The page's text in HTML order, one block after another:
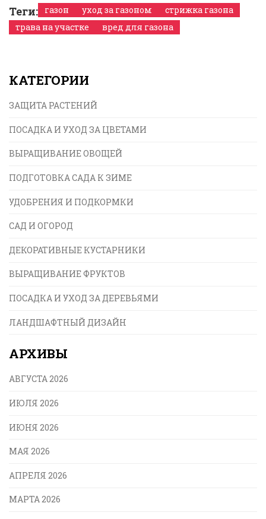
Теги: газон уход за газоном
стрижка газона
трава на участке
вред для газона
КАТЕГОРИИ
ЗАЩИТА РАСТЕНИЙ
ПОСАДКА И УХОД ЗА ЦВЕТАМИ
ВЫРАЩИВАНИЕ ОВОЩЕЙ
ПОДГОТОВКА САДА К ЗИМЕ
УДОБРЕНИЯ И ПОДКОРМКИ
САД И ОГОРОД
ДЕКОРАТИВНЫЕ КУСТАРНИКИ
ВЫРАЩИВАНИЕ ФРУКТОВ
ПОСАДКА И УХОД ЗА ДЕРЕВЬЯМИ
ЛАНДШАФТНЫЙ ДИЗАЙН
АРХИВЫ
АВГУСТА 2026
ИЮЛЯ 2026
ИЮНЯ 2026
МАЯ 2026
АПРЕЛЯ 2026
МАРТА 2026